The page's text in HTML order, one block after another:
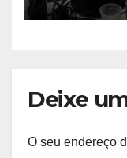
Deixe
O seu endereço